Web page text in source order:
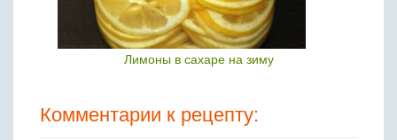
Лимоны в сахаре на зиму
Комментарии к рецепту: